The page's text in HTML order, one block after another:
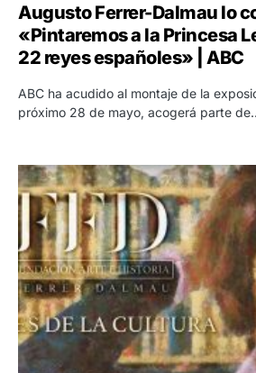
Augusto Ferrer-Dalmau lo
«Pintaremos a la Princesa
22 reyes españoles» | ABC
ABC ha acudido al montaje de la
próximo 28 de mayo, acogerá parte